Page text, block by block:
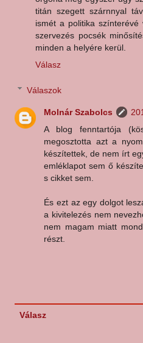
titán szegett szárnnyal
ismét a politika
szervezés pocsék
minden a helyére kerül.
Válasz
Válaszok
Molnár Szabolcs
A blog fenntartója
megosztotta azt a
készítettek, de nem írt
emléklapot sem ő
s cikket sem.
És ezt az egy dolgot
a kivitelezés nem
nem magam miatt
részt.
Válasz